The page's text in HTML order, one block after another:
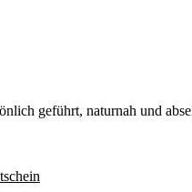
geführt, naturnah und